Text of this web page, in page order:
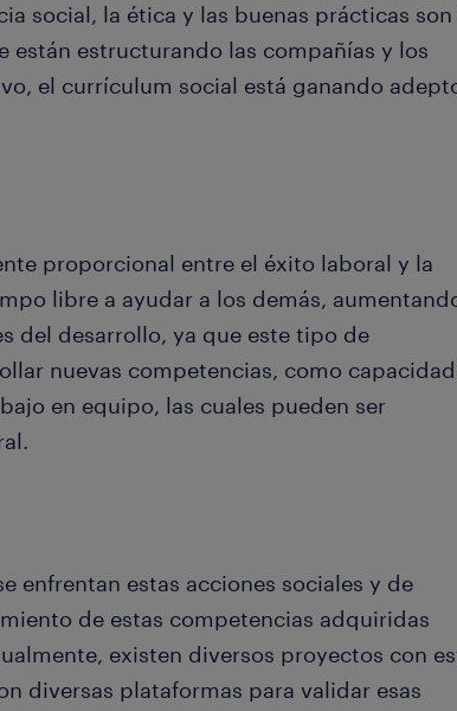
social, la ética y las buenas prácticas son
están estructurando las compañías y los
el currículum social está ganando
proporcional entre el éxito laboral y la
libre a ayudar a los demás,
del desarrollo, ya que este tipo de
nuevas competencias, como
en equipo, las cuales pueden ser
enfrentan estas acciones sociales y de
de estas competencias adquiridas
existen diversos proyectos con
diversas plataformas para validar esas